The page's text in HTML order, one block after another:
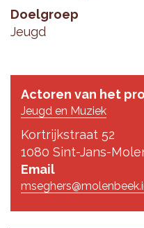
Doelgroep
Jeugd
Actoren van het
Jeugd en Muziek
Kortrijkstraat 52
1080 Sint-Jans-
Email